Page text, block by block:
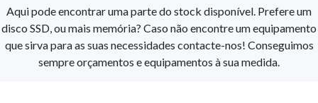
Aqui pode encontrar uma parte do stock disponível. Prefere um
disco SSD, ou mais memória? Caso não encontre um equipamento
que sirva para as suas necessidades contacte-nos! Conseguimos
sempre orçamentos e equipamentos à sua medida.